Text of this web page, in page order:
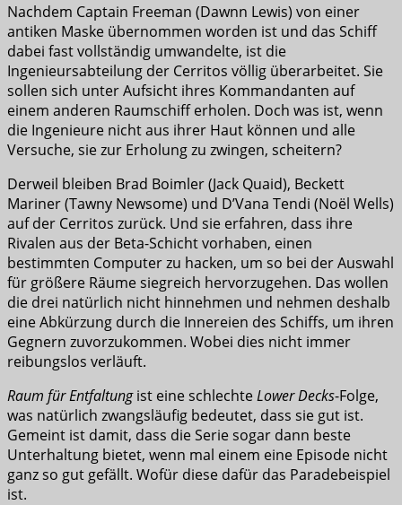
Nachdem Captain Freeman (Dawnn Lewis) von einer
antiken Maske übernommen worden ist und das Schiff
dabei fast vollständig umwandelte, ist die
Ingenieursabteilung der Cerritos völlig überarbeitet. Sie
sollen sich unter Aufsicht ihres Kommandanten auf
einem anderen Raumschiff erholen. Doch was ist, wenn
die Ingenieure nicht aus ihrer Haut können und alle
Versuche, sie zur Erholung zu zwingen, scheitern?
Derweil bleiben Brad Boimler (Jack Quaid), Beckett
Mariner (Tawny Newsome) und D’Vana Tendi (Noël Wells)
auf der Cerritos zurück. Und sie erfahren, dass ihre
Rivalen aus der Beta-Schicht vorhaben, einen
bestimmten Computer zu hacken, um so bei der Auswahl
für größere Räume siegreich hervorzugehen. Das wollen
die drei natürlich nicht hinnehmen und nehmen deshalb
eine Abkürzung durch die Innereien des Schiffs, um ihren
Gegnern zuvorzukommen. Wobei dies nicht immer
reibungslos verläuft.
Raum für Entfaltungist eine schlechteLower Decks-Folge,
was natürlich zwangsläufig bedeutet, dass sie gut ist.
Gemeint ist damit, dass die Serie sogar dann beste
Unterhaltung bietet, wenn mal einem eine Episode nicht
ganz so gut gefällt. Wofür diese dafür das Paradebeispiel
ist.